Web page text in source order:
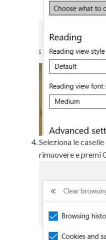
Seleziona le
rimuovere e premi